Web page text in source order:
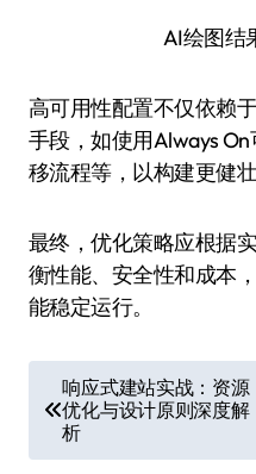
AI绘图结
高可用性配置不仅依赖
手段，如使用Always
移流程等，以构建更健
最终，优化策略应根据
衡性能、安全性和成本
能稳定运行。
章
导
响应式建站实战：资源
优化与设计原则深度解
析